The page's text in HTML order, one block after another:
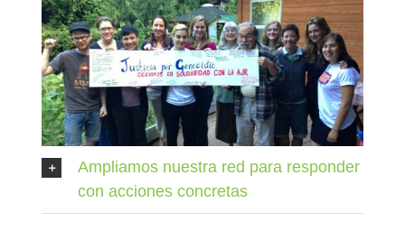
Ampliamos nuestra red para responder
con acciones concretas